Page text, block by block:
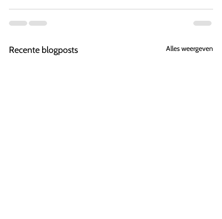
Recente blogposts Alles weergeven